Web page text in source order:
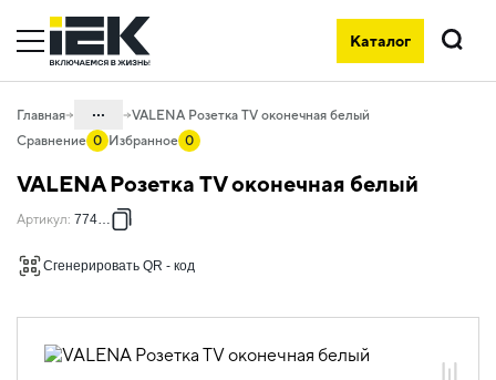
Каталог
Поиск
Главная ...
удлинители и силовые разъемы
06.01 Электроустановочные изделия
изделия скрытого монтажа VALENA
06.01.14.01 ЭУИ VALENA: цвет белый
VALENA Розетка TV оконечная белый
Сравнение 0 Избранное 0
VALENA Розетка TV оконечная белый
Артикул: 774430
Сгенерировать QR - код